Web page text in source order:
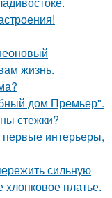
жизнь.
дом Премьер".
стежки?
интерьеры,
сильную
хлопковое платье.